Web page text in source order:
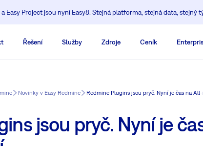
a Easy Project jsou nyní Easy8. Stejná platforma, stejná data, stejný
Řešení Služby Zdroje Ceník
Novinky v Easy Redmine Redmine Plugins jsou pryč. Nyní je čas na
jsou pryč. Nyní je